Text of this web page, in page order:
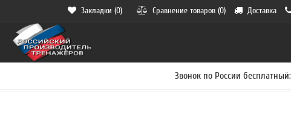
Закладки (0) Сравнение товаров (0) Доставка
Звонок по России бесплатный: